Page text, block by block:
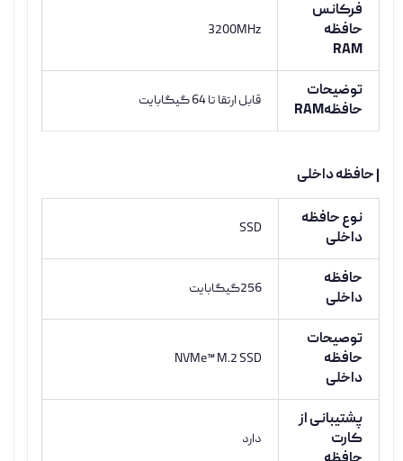
فرکانس
حافظه
RAM
3200MHz
توضیحات
حافظهRAM
قابل ارتقا تا 64 گیگابایت
| حافظه داخلی
نوع حافظه
داخلی
SSD
حافظه
داخلی
256گیگابایت
توصیحات
حافظه
داخلی
NVMe™ M.2 SSD
پشتیبانی از
کارت
دارد